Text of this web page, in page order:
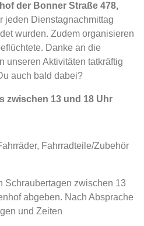
der Bonner Straße 478,
jeden Dienstagnachmittag
wurden. Zudem organisieren
Danke an die
unseren Aktivitäten tatkräftig
auch bald dabei?
zwischen 13 und 18 Uhr
Fahrradteile/Zubehör
Schraubertagen zwischen 13
abgeben. Nach Absprache
und Zeiten